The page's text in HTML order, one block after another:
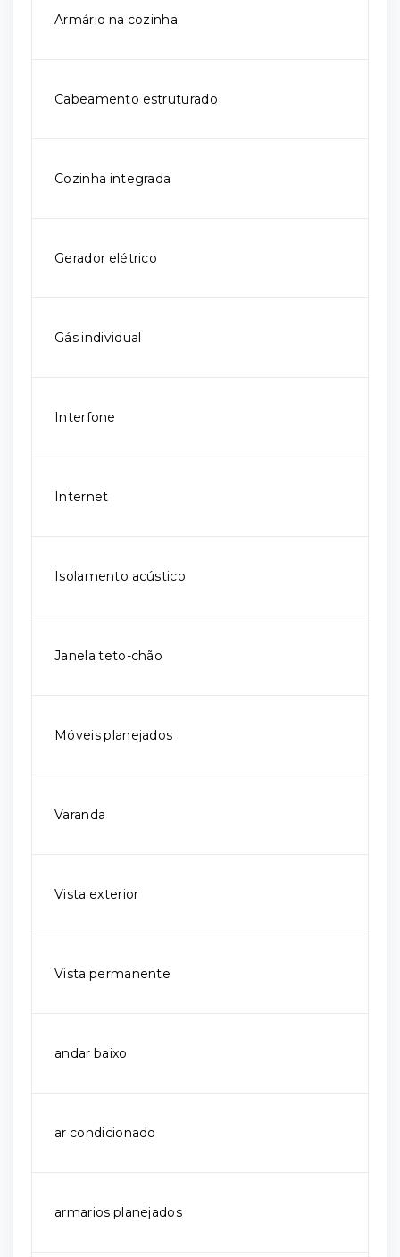
Armário na cozinha
Cabeamento estruturado
Cozinha integrada
Gerador elétrico
Gás individual
Interfone
Internet
Isolamento acústico
Janela teto-chão
Móveis planejados
Varanda
Vista exterior
Vista permanente
andar baixo
ar condicionado
armarios planejados